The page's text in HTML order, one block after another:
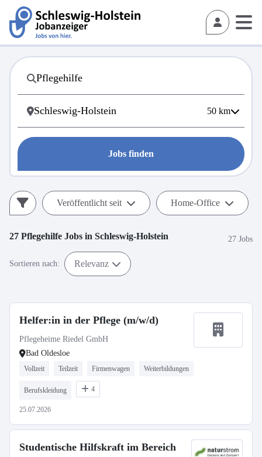
50 km
Jobs finden
Veröffentlicht seit Home-Office
27 Pflegehilfe Jobs in Schleswig-Holstein 27 Jobs
Sortieren nach: Relevanz
Helfer:in in der Pflege (m/w/d)
Pflegeheime Riedel GmbH
Bad Oldesloe
Vollzeit Teilzeit Firmenwagen Weiterbildungen
Berufskleidung 4
25.07.2026
Studentische Hilfskraft im Bereich